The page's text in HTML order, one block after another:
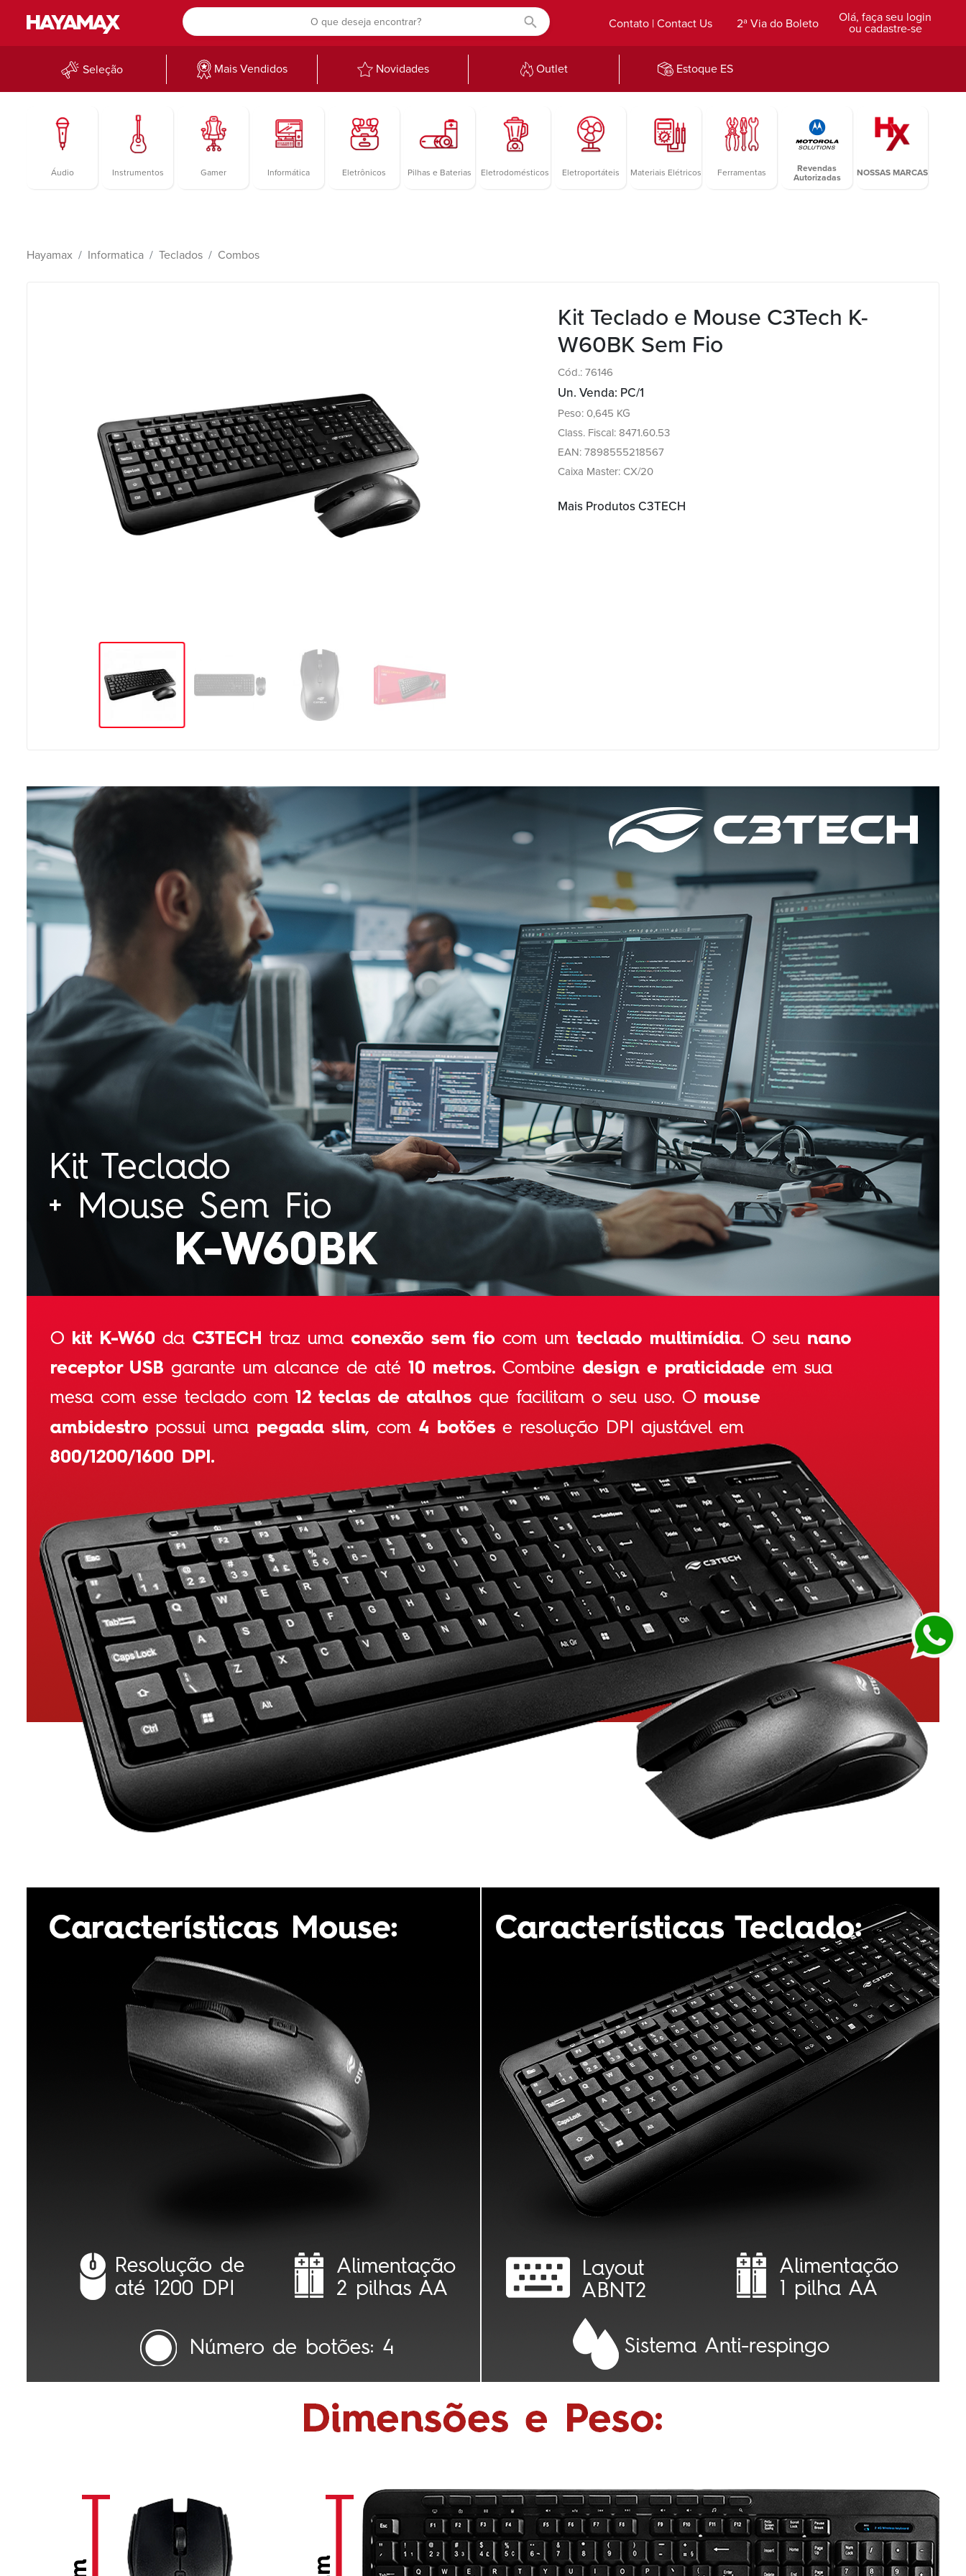
Olá, faça seu login
ou cadastre-se
2ª Via do Boleto
Contato | Contact Us
Seleção Mais Vendidos Novidades Outlet Estoque ES
Áudio Instrumentos Gamer Informática Eletrônicos Pilhas e Baterias Eletrodomésticos Eletroportáteis Materiais Elétricos Ferramentas
Revendas
Autorizadas
NOSSAS MARCAS
Hayamax Informatica Teclados Combos
Kit Teclado e Mouse C3Tech K-
W60BK Sem Fio
Cód.: 76146
Un. Venda: PC/1
Peso: 0,645 KG
Class. Fiscal: 8471.60.53
EAN: 7898555218567
Caixa Master: CX/20
Mais Produtos C3TECH